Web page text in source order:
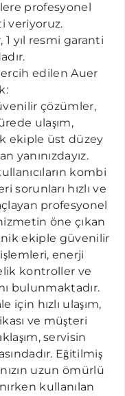
profesyonel
veriyoruz.
yıl resmi garanti
edilen Auer
çözümler,
ulaşım,
ekiple üst düzey
yanınızdayız.
kombi
sorunları hızlı ve
profesyonel
öne çıkan
ik ekiple güvenilir
enerji
kontroller ve
bulunmaktadır.
için hızlı ulaşım,
ve müşteri
servisin
Eğitilmiş
uzun ömürlü
kullanılan